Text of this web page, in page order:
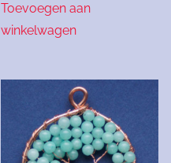
Toevoegen aan
winkelwagen